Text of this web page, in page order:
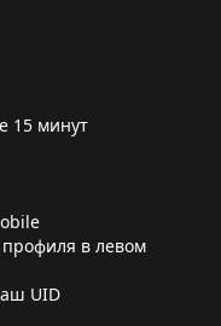
15 минут
в левом
UID